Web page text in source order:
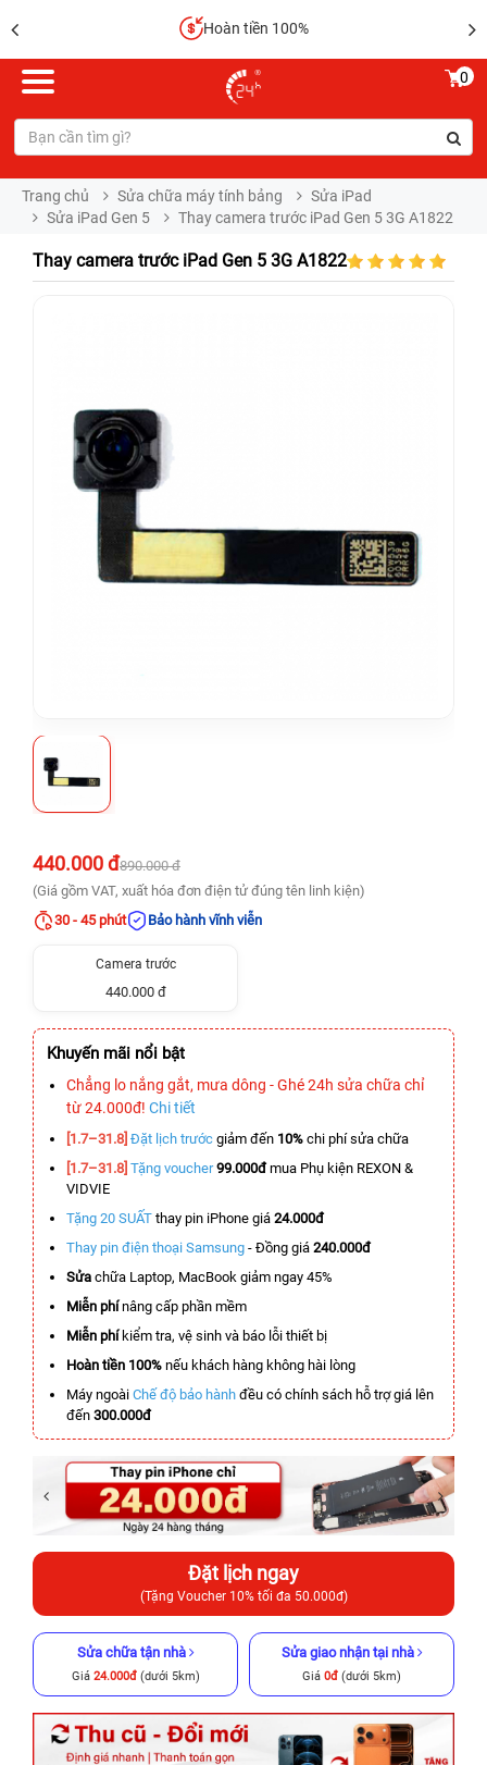
Hoàn tiền 100%
0
Trang chủ Sửa chữa máy tính bảng
Sửa iPad
Sửa iPad Gen 5
Thay camera trước iPad Gen 5 3G A1822
Thay camera trước iPad Gen 5 3G A1822
440.000 đ890.000 đ
(Giá gồm VAT, xuất hóa đơn điện tử đúng tên linh kiện)
30 - 45 phút
Bảo hành vĩnh viễn
Camera trước
440.000 đ
Khuyến mãi nổi bật
Chẳng lo nắng gắt, mưa dông - Ghé 24h sửa chữa chỉ
từ 24.000đ! Chi tiết
[1.7–31.8] Đặt lịch trước giảm đến 10% chi phí sửa chữa
[1.7–31.8] Tặng voucher 99.000đmua Phụ kiện REXON &
VIDVIE
Tặng 20 SUẤT thay pin iPhone giá 24.000đ
Thay pin điện thoại Samsung - Đồng giá 240.000đ
Sửa chữa Laptop, MacBook giảm ngay 45%
Miễn phínâng cấp phần mềm
Miễn phíkiểm tra, vệ sinh và báo lỗi thiết bị
Hoàn tiền 100% nếu khách hàng không hài lòng
Máy ngoài Chế độ bảo hành đều có chính sách hỗ trợ giá lên
đến 300.000đ
Đặt lịch ngay
(Tặng Voucher 10% tối đa 50.000đ)
Sửa chữa tận nhà
Giá 24.000đ(dưới 5km)
Sửa giao nhận tại nhà
Giá 0đ (dưới 5km)